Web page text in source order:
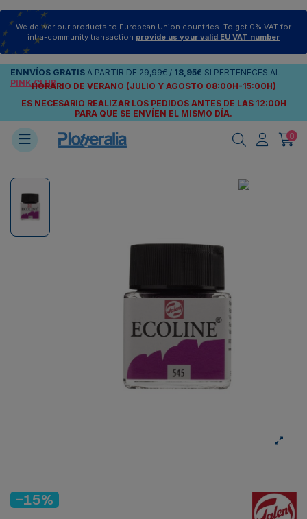
We deliver our products to European Union countries. To get 0% VAT for
intra-community transaction provide us your valid EU VAT number
ENNVÍOS GRATIS A PARTIR DE 29,99€ / 18,95€ SI PERTENECES AL
PINK CLUB
HORARIO DE VERANO (JULIO Y AGOSTO 08:00H-15:00H)
ES NECESARIO REALIZAR LOS PEDIDOS ANTES DE LAS 12:00H
PARA QUE SE ENVÍEN EL MISMO DÍA.
0
-15%